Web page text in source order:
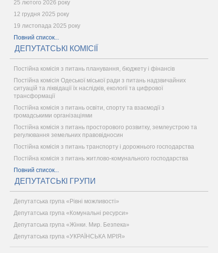
25 лютого 2026 року
12 грудня 2025 року
19 листопада 2025 року
Повний список...
ДЕПУТАТСЬКІ КОМІСІЇ
Постійна комісія з питань планування, бюджету і фінансів
Постійна комісія Одеської міської ради з питань надзвичайних
ситуацій та ліквідації їх наслідків, екології та цифрової
трансформації
Постійна комісія з питань освіти, спорту та взаємодії з
громадськими організаціями
Постійна комісія з питань просторового розвитку, землеустрою та
регулювання земельних правовідносин
Постійна комісія з питань транспорту і дорожнього господарства
Постійна комісія з питань житлово-комунального господарства
Повний список...
ДЕПУТАТСЬКІ ГРУПИ
Депутатська група «Рівні можливості»
Депутатська група «Комунальні ресурси»
Депутатська група «Жінки. Мир. Безпека»
Депутатська група «УКРАЇНСЬКА МРІЯ»